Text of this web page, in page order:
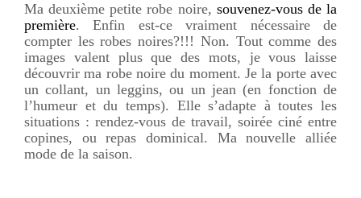
Ma deuxième petite robe noire, souvenez-vousde la
première. Enfin est-ce vraiment nécessaire de
compter les robes noires?!!! Non. Tout comme des
images valent plus que des mots, je vous laisse
découvrir ma robe noire du moment. Je la porte avec
un collant, un leggins, ou un jean (en fonction de
l’humeur et du temps). Elle s’adapte à toutes les
situations : rendez-vous de travail, soirée ciné entre
copines, ou repas dominical. Ma nouvelle alliée
mode de la saison.